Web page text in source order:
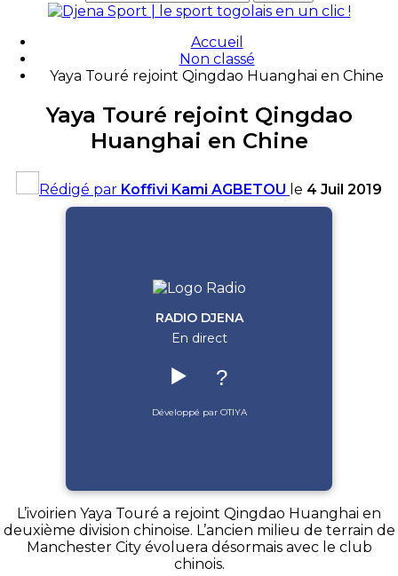
Accueil
Non classé
Yaya Touré rejoint Qingdao Huanghai en Chine
Yaya Touré rejoint Qingdao
Huanghai en Chine
Rédigé par Koffivi Kami AGBETOU le 4 Juil 2019
RADIO DJENA
En direct
▶️ ?
Développé par OTIYA
L’ivoirien Yaya Touré a rejoint Qingdao Huanghai en
deuxième division chinoise. L’ancien milieu de terrain de
Manchester City évoluera désormais avec le club
chinois.